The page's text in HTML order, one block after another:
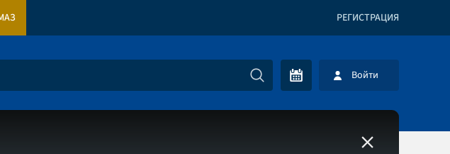
РЕГИСТРАЦИЯ
Войти